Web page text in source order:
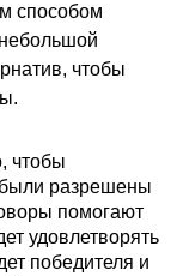
способом
чтобы
чтобы
разрешены
помогают
удовлетворять
победителя и